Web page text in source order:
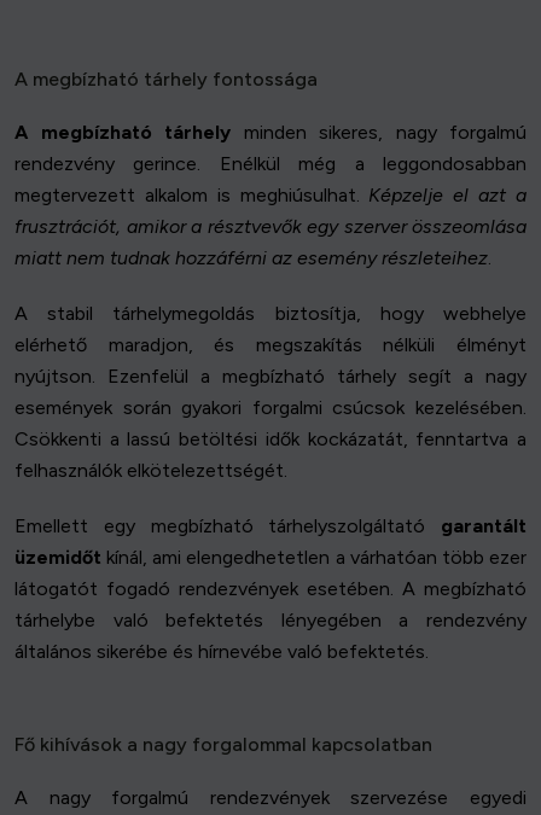
A megbízható tárhely fontossága
A megbízható tárhely minden sikeres, nagy forgalmú
rendezvény gerince. Enélkül még a leggondosabban
megtervezett alkalom is meghiúsulhat. Képzelje el azt a
frusztrációt, amikor a résztvevők egy szerver összeomlása
miatt nem tudnak hozzáférni az esemény részleteihez.
A stabil tárhelymegoldás biztosítja, hogy webhelye
elérhető maradjon, és megszakítás nélküli élményt
nyújtson. Ezenfelül a megbízható tárhely segít a nagy
események során gyakori forgalmi csúcsok kezelésében.
Csökkenti a lassú betöltési idők kockázatát, fenntartva a
felhasználók elkötelezettségét.
Emellett egy megbízható tárhelyszolgáltató garantált
üzemidőt kínál, ami elengedhetetlen a várhatóan több ezer
látogatót fogadó rendezvények esetében. A megbízható
tárhelybe való befektetés lényegében a rendezvény
általános sikerébe és hírnevébe való befektetés.
Fő kihívások a nagy forgalommal kapcsolatban
A nagy forgalmú rendezvények szervezése egyedi